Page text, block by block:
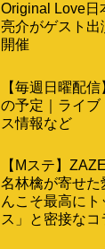
Original Love日
亮介がゲスト出
開催
【毎週日曜配
の予定｜ライブ
ス情報など
【Mステ】
名林檎が寄せた
んこそ最高に
ス」と密接な